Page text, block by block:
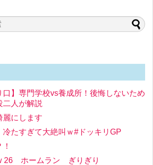
口】専門学校vs養成所！後悔しないため
二人が解説
麗にします
冷たすぎて大絶叫ｗ#ドッキリGP
26 ホームラン ぎりぎり